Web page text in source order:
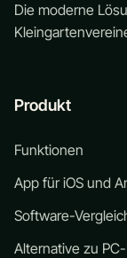
Die moderne
Produkt
Funktionen
App für iOS und
Software-
Alternative zu